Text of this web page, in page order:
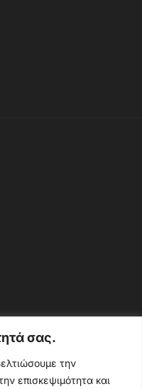
σας.
την
επισκεψιμότητα και